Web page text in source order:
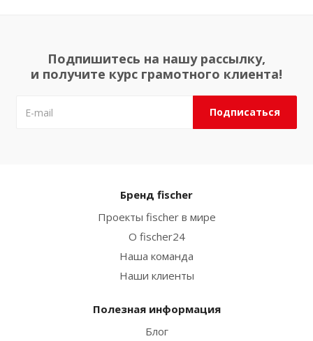
Подпишитесь на нашу рассылку,
и получите курс грамотного клиента!
Бренд fischer
Проекты fischer в мире
О fischer24
Наша команда
Наши клиенты
Полезная информация
Блог